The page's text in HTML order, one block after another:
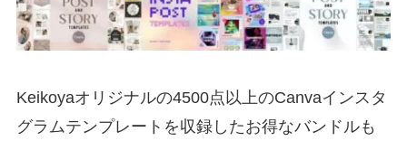
Keikoyaオリジナルの4500点以上のCanvaインスタ
グラムテンプレートを収録したお得なバンドルも